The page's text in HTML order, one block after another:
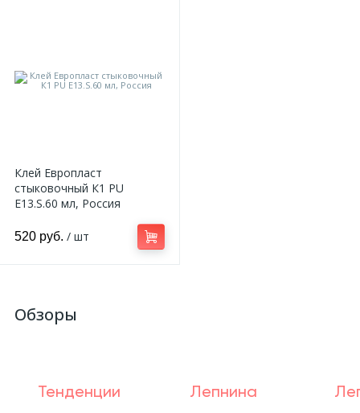
Клей Европласт
стыковочный К1 PU
E13.S.60 мл, Россия
520 руб. / шт
Обзоры
Тенденции Лепнина